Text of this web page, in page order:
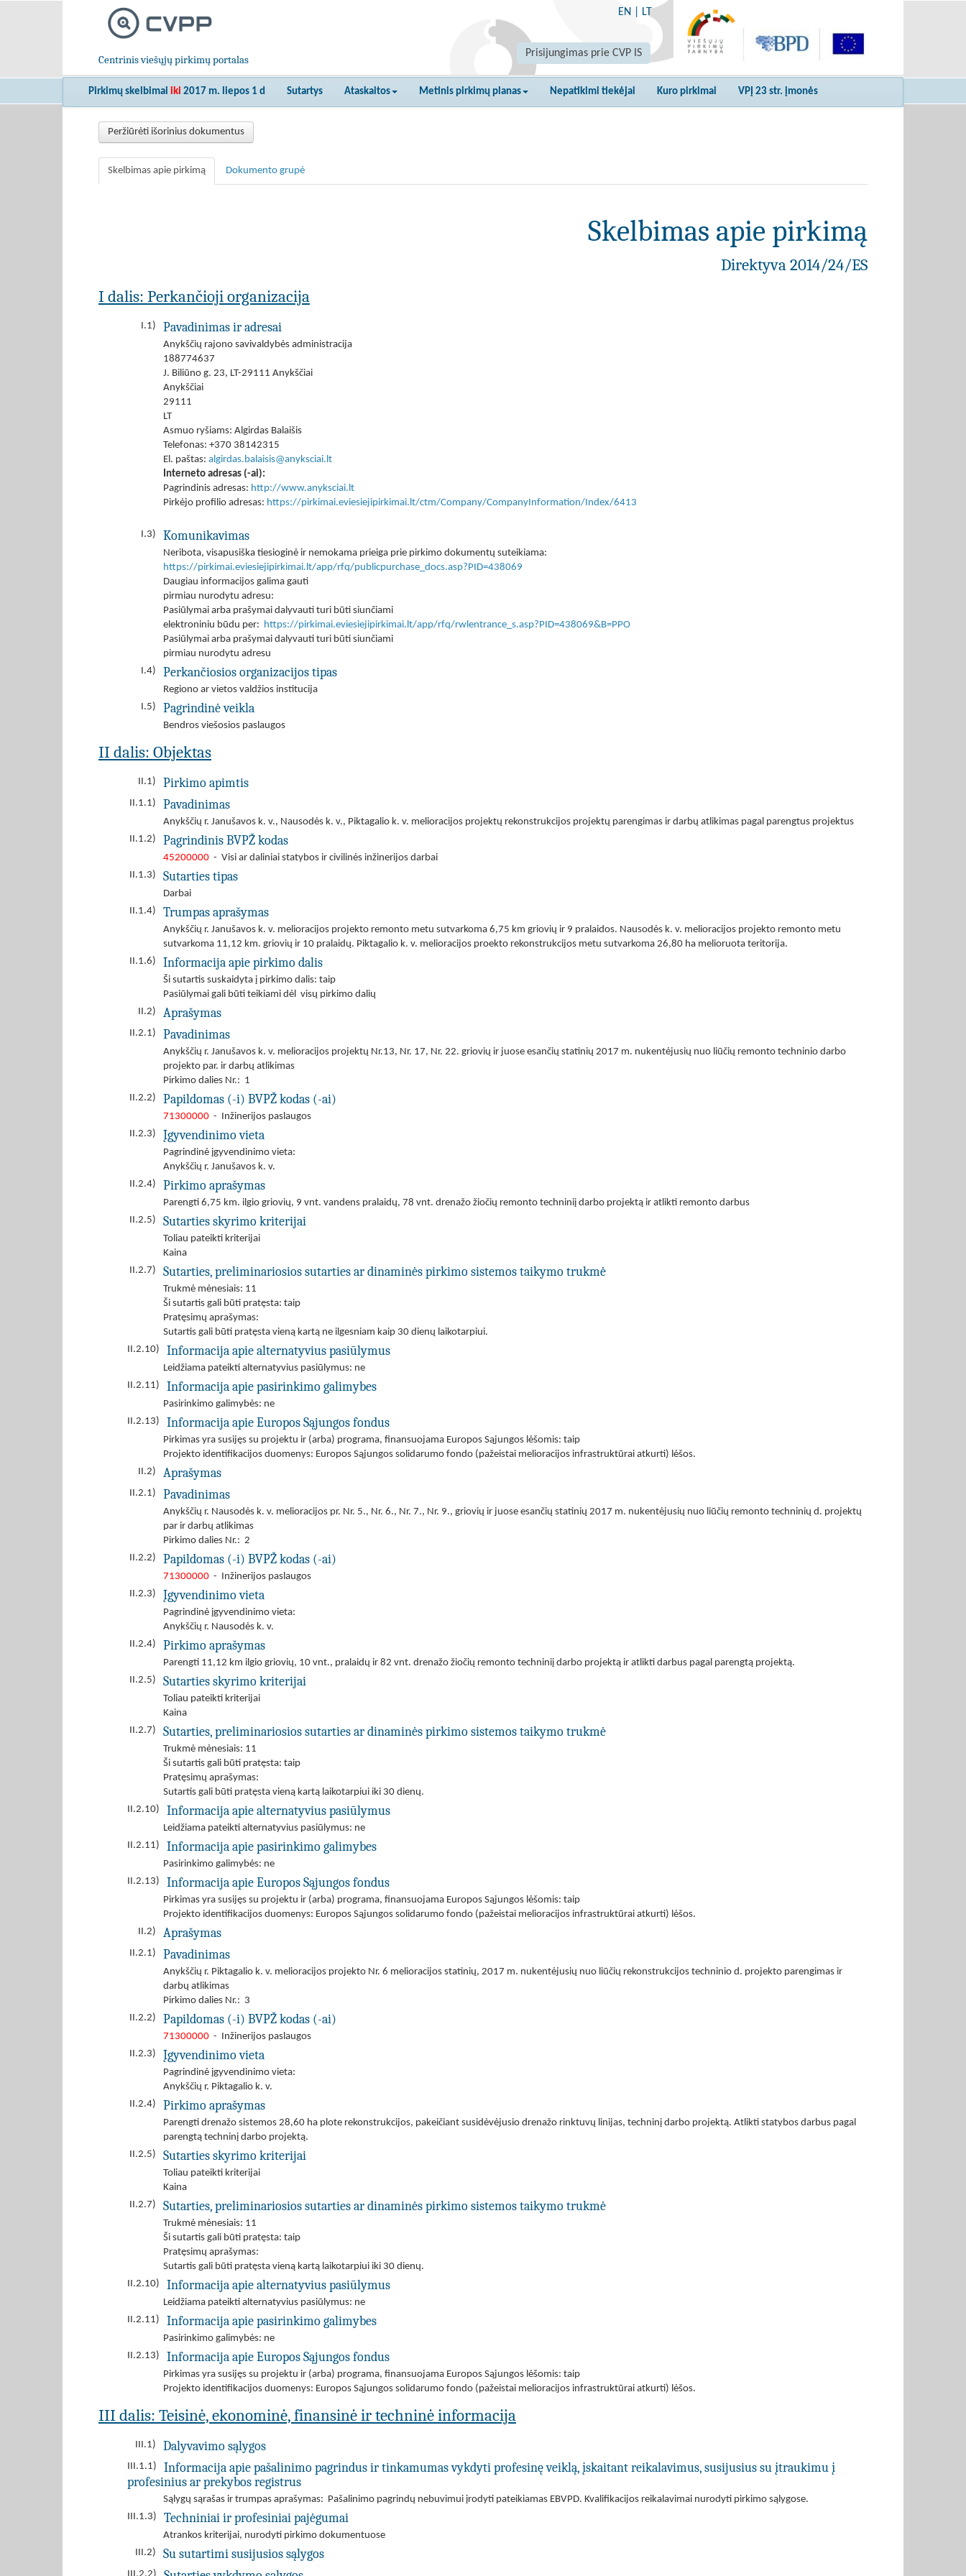
Centrinis viešųjų pirkimų portalas
EN LT
Prisijungimas prie CVP IS
Pirkimų skelbimai iki 2017 m. liepos 1 d Sutartys Ataskaitos Metinis pirkimų planas Nepatikimi tiekėjai Kuro pirkimai VPĮ 23 str. įmonės
Peržiūrėti išorinius dokumentus
Skelbimas apie pirkimą Dokumento grupė
Skelbimas apie pirkimą
Direktyva 2014/24/ES
I dalis: Perkančioji organizacija
I.1) Pavadinimas ir adresai
Anykščių rajono savivaldybės administracija
188774637
J. Biliūno g. 23, LT-29111 Anykščiai
Anykščiai
29111
LT
Asmuo ryšiams: Algirdas Balaišis
Telefonas: +370 38142315
El. paštas: algirdas.balaisis@anyksciai.lt
Interneto adresas (-ai):
Pagrindinis adresas: http://www.anyksciai.lt
Pirkėjo profilio adresas: https://pirkimai.eviesiejipirkimai.lt/ctm/Company/CompanyInformation/Index/6413
I.3) Komunikavimas
Neribota, visapusiška tiesioginė ir nemokama prieiga prie pirkimo dokumentų suteikiama:
https://pirkimai.eviesiejipirkimai.lt/app/rfq/publicpurchase_docs.asp?PID=438069
Daugiau informacijos galima gauti
pirmiau nurodytu adresu:
Pasiūlymai arba prašymai dalyvauti turi būti siunčiami
elektroniniu būdu per: https://pirkimai.eviesiejipirkimai.lt/app/rfq/rwlentrance_s.asp?PID=438069&B=PPO
Pasiūlymai arba prašymai dalyvauti turi būti siunčiami
pirmiau nurodytu adresu
I.4)
Perkančiosios organizacijos tipas
Regiono ar vietos valdžios institucija
I.5)
Pagrindinė veikla
Bendros viešosios paslaugos
II dalis: Objektas
II.1) Pirkimo apimtis
II.1.1) Pavadinimas
Anykščių r. Janušavos k. v., Nausodės k. v., Piktagalio k. v. melioracijos projektų rekonstrukcijos projektų parengimas ir darbų atlikimas pagal parengtus projektus
II.1.2)
Pagrindinis BVPŽ kodas
45200000 - Visi ar daliniai statybos ir civilinės inžinerijos darbai
II.1.3)
Sutarties tipas
Darbai
II.1.4)
Trumpas aprašymas
Anykščių r. Janušavos k. v. melioracijos projekto remonto metu sutvarkoma 6,75 km griovių ir 9 pralaidos. Nausodės k. v. melioracijos projekto remonto metu
sutvarkoma 11,12 km. griovių ir 10 pralaidų. Piktagalio k. v. melioracijos proekto rekonstrukcijos metu sutvarkoma 26,80 ha melioruota teritorija.
II.1.6)
Informacija apie pirkimo dalis
Ši sutartis suskaidyta į pirkimo dalis: taip
Pasiūlymai gali būti teikiami dėl visų pirkimo dalių
II.2)
Aprašymas
II.2.1) Pavadinimas
Anykščių r. Janušavos k. v. melioracijos projektų Nr.13, Nr. 17, Nr. 22. griovių ir juose esančių statinių 2017 m. nukentėjusių nuo liūčių remonto techninio darbo
projekto par. ir darbų atlikimas
Pirkimo dalies Nr.: 1
II.2.2)
Papildomas (-i) BVPŽ kodas (-ai)
71300000 - Inžinerijos paslaugos
II.2.3)
Įgyvendinimo vieta
Pagrindinė įgyvendinimo vieta:
Anykščių r. Janušavos k. v.
II.2.4)
Pirkimo aprašymas
Parengti 6,75 km. ilgio griovių, 9 vnt. vandens pralaidų, 78 vnt. drenažo žiočių remonto techniniį darbo projektą ir atlikti remonto darbus
II.2.5)
Sutarties skyrimo kriterijai
Toliau pateikti kriterijai
Kaina
II.2.7)
Sutarties, preliminariosios sutarties ar dinaminės pirkimo sistemos taikymo trukmė
Trukmė mėnesiais: 11
Ši sutartis gali būti pratęsta: taip
Pratęsimų aprašymas:
Sutartis gali būti pratęsta vieną kartą ne ilgesniam kaip 30 dienų laikotarpiui.
II.2.10)
Informacija apie alternatyvius pasiūlymus
Leidžiama pateikti alternatyvius pasiūlymus: ne
II.2.11)
Informacija apie pasirinkimo galimybes
Pasirinkimo galimybės: ne
II.2.13)
Informacija apie Europos Sąjungos fondus
Pirkimas yra susijęs su projektu ir (arba) programa, finansuojama Europos Sąjungos lėšomis: taip
Projekto identifikacijos duomenys: Europos Sąjungos solidarumo fondo (pažeistai melioracijos infrastruktūrai atkurti) lėšos.
II.2)
Aprašymas
II.2.1) Pavadinimas
Anykščių r. Nausodės k. v. melioracijos pr. Nr. 5., Nr. 6., Nr. 7., Nr. 9., griovių ir juose esančių statinių 2017 m. nukentėjusių nuo liūčių remonto techninių d. projektų
par ir darbų atlikimas
Pirkimo dalies Nr.: 2
II.2.2)
Papildomas (-i) BVPŽ kodas (-ai)
71300000 - Inžinerijos paslaugos
II.2.3)
Įgyvendinimo vieta
Pagrindinė įgyvendinimo vieta:
Anykščių r. Nausodės k. v.
II.2.4)
Pirkimo aprašymas
Parengti 11,12 km ilgio griovių, 10 vnt., pralaidų ir 82 vnt. drenažo žiočių remonto techniniį darbo projektą ir atlikti darbus pagal parengtą projektą.
II.2.5)
Sutarties skyrimo kriterijai
Toliau pateikti kriterijai
Kaina
II.2.7)
Sutarties, preliminariosios sutarties ar dinaminės pirkimo sistemos taikymo trukmė
Trukmė mėnesiais: 11
Ši sutartis gali būti pratęsta: taip
Pratęsimų aprašymas:
Sutartis gali būti pratęsta vieną kartą laikotarpiui iki 30 dienų.
II.2.10)
Informacija apie alternatyvius pasiūlymus
Leidžiama pateikti alternatyvius pasiūlymus: ne
II.2.11)
Informacija apie pasirinkimo galimybes
Pasirinkimo galimybės: ne
II.2.13)
Informacija apie Europos Sąjungos fondus
Pirkimas yra susijęs su projektu ir (arba) programa, finansuojama Europos Sąjungos lėšomis: taip
Projekto identifikacijos duomenys: Europos Sąjungos solidarumo fondo (pažeistai melioracijos infrastruktūrai atkurti) lėšos.
II.2)
Aprašymas
II.2.1) Pavadinimas
Anykščių r. Piktagalio k. v. melioracijos projekto Nr. 6 melioracijos statinių, 2017 m. nukentėjusių nuo liūčių rekonstrukcijos techninio d. projekto parengimas ir
darbų atlikimas
Pirkimo dalies Nr.: 3
II.2.2)
Papildomas (-i) BVPŽ kodas (-ai)
71300000 - Inžinerijos paslaugos
II.2.3)
Įgyvendinimo vieta
Pagrindinė įgyvendinimo vieta:
Anykščių r. Piktagalio k. v.
II.2.4)
Pirkimo aprašymas
Parengti drenažo sistemos 28,60 ha plote rekonstrukcijos, pakeičiant susidėvėjusio drenažo rinktuvų linijas, techninį darbo projektą. Atlikti statybos darbus pagal
parengtą techninį darbo projektą.
II.2.5)
Sutarties skyrimo kriterijai
Toliau pateikti kriterijai
Kaina
II.2.7)
Sutarties, preliminariosios sutarties ar dinaminės pirkimo sistemos taikymo trukmė
Trukmė mėnesiais: 11
Ši sutartis gali būti pratęsta: taip
Pratęsimų aprašymas:
Sutartis gali būti pratęsta vieną kartą laikotarpiui iki 30 dienų.
II.2.10)
Informacija apie alternatyvius pasiūlymus
Leidžiama pateikti alternatyvius pasiūlymus: ne
II.2.11)
Informacija apie pasirinkimo galimybes
Pasirinkimo galimybės: ne
II.2.13)
Informacija apie Europos Sąjungos fondus
Pirkimas yra susijęs su projektu ir (arba) programa, finansuojama Europos Sąjungos lėšomis: taip
Projekto identifikacijos duomenys: Europos Sąjungos solidarumo fondo (pažeistai melioracijos infrastruktūrai atkurti) lėšos.
III dalis: Teisinė, ekonominė, finansinė ir techninė informacija
III.1) Dalyvavimo sąlygos
III.1.1)
Informacija apie pašalinimo pagrindus ir tinkamumas vykdyti profesinę veiklą, įskaitant reikalavimus, susijusius su įtraukimu į
profesinius ar prekybos registrus
Sąlygų sąrašas ir trumpas aprašymas: Pašalinimo pagrindų nebuvimui įrodyti pateikiamas EBVPD. Kvalifikacijos reikalavimai nurodyti pirkimo sąlygose.
III.1.3)
Techniniai ir profesiniai pajėgumai
Atrankos kriterijai, nurodyti pirkimo dokumentuose
III.2)
Su sutartimi susijusios sąlygos